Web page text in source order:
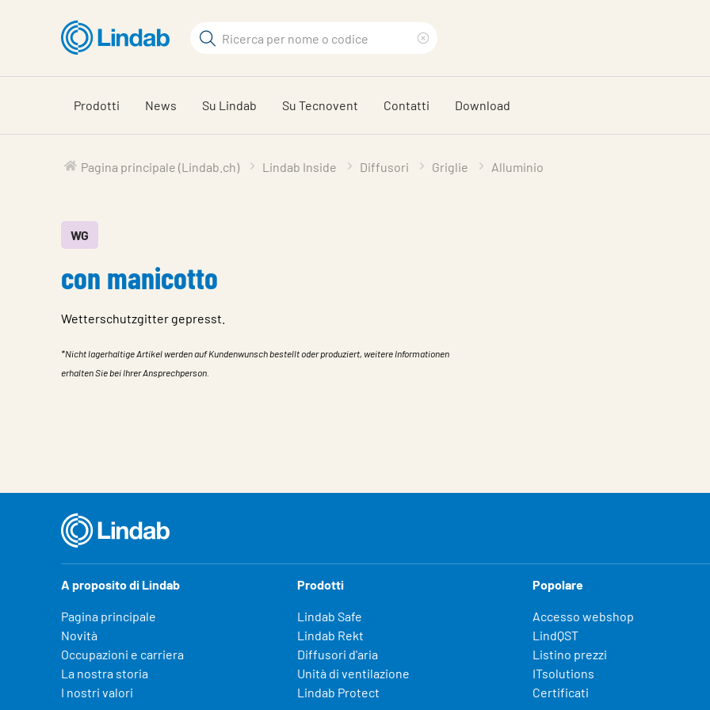
visionare
carrello
Cerca
di
ricerca
Prodotti News Su Lindab Su Tecnovent Contatti Download
Pagina principale (Lindab.ch) Lindab Inside Diffusori Griglie Alluminio
WG
con manicotto
Wetterschutzgitter gepresst.
*Nicht lagerhaltige Artikel werden auf Kundenwunsch bestellt oder produziert, weitere Informationen
erhalten Sie bei Ihrer Ansprechperson.
A proposito di Lindab
Pagina principale
Novità
Occupazioni e carriera
La nostra storia
I nostri valori
Prodotti
Lindab Safe
Lindab Rekt
Diffusori d'aria
Unità di ventilazione
Lindab Protect
Popolare
Accesso webshop
LindQST
Listino prezzi
ITsolutions
Certificati